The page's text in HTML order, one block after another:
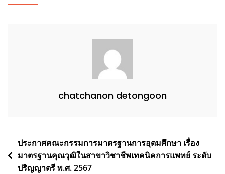
chatchanon detongoon
Post
navigation
ประกาศคณะกรรมการมาตรฐานการอุดมศึกษา เรื่อง
มาตรฐานคุณวุฒิในสาขาวิชาชีพเทคนิคการแพทย์ ระดับ
ปริญญาตรี พ.ศ. 2567